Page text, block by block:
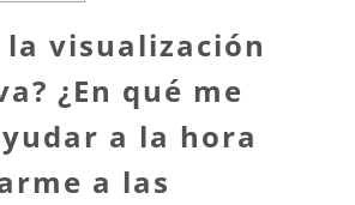
la visualización
¿En qué me
a la hora
a las